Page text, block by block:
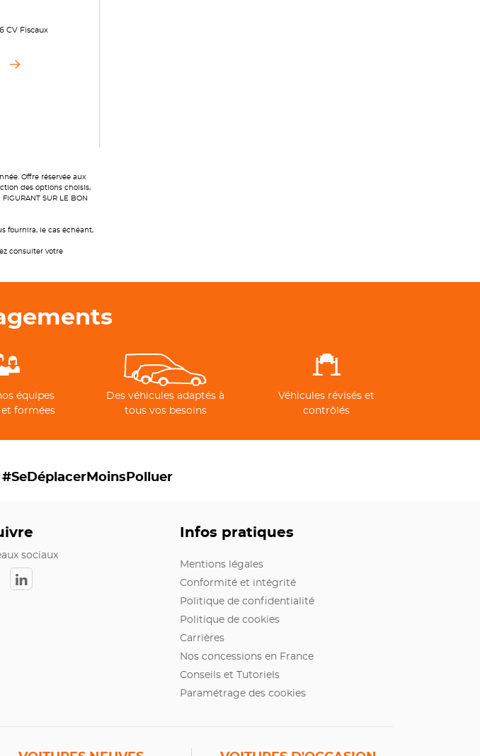
6 CV Fiscaux
Offre réservée aux
des options choisis,
SUR LE BON
fournira, le cas échéant,
consulter votre
équipes
formées
Des véhicules adaptés à
tous vos besoins
Véhicules révisés et
contrôlés
#SeDéplacerMoinsPolluer
sociaux
Infos pratiques
Mentions légales
Conformité et intégrité
Politique de confidentialité
Politique de cookies
Carrières
Nos concessions en France
Conseils et Tutoriels
Paramétrage des cookies